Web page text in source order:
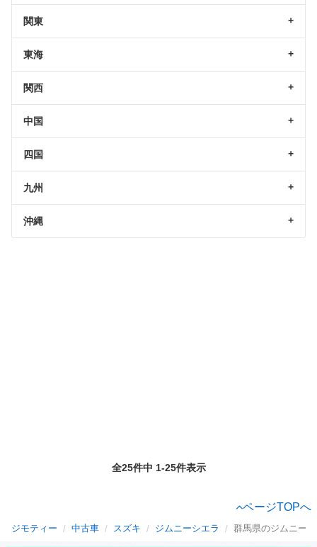
関東
東海
関西
中国
四国
九州
沖縄
全25件中 1-25件表示
ページTOPへ
ジモティー 中古車 スズキ ジムニーシエラ 群馬県のジムニー